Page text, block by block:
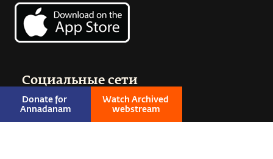
Donate for
Annadanam
Watch Archived
webstream
Социальные сети